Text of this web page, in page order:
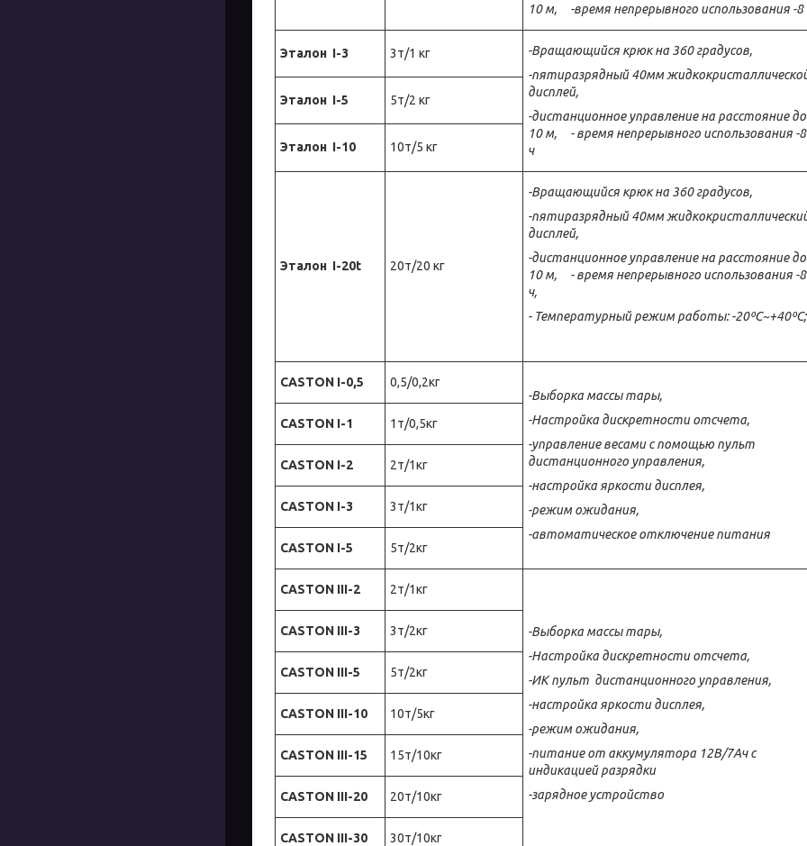
10 м, -время непрерывного использования -8
Эталон I-3 3т/1 кг -Вращающийся крюкна 360 градусов,
-пятиразрядный40мм
дисплей,
-дистанционное управление на расстояние до
10 м, -время непрерывного использования -8
ч
Эталон I-5 5т/2 кг
Эталон I-10 10т/5 кг
Эталон I-20t 20т/20 кг
-Вращающийся крюкна 360 градусов,
-пятиразрядный40мм
дисплей,
-дистанционное управление на расстояние до
10 м, -время непрерывного использования -8
ч,
- Температурный режим работы: -20ºС~+40ºС;
CASTON I-0,5
0,5/0,2кг
-Выборка массы тары,
-Настройка дискретности отсчета,
-управление весами с помощью пульт
дистанционного управления,
-настройка яркости дисплея,
-режим ожидания,
-автоматическое отключение питания
CASTON I-1 1т/0,5кг
CASTON I-2 2т/1кг
CASTON I-3 3т/1кг
CASTON I-5 5т/2кг
CASTON III-2 2т/1кг
-Выборка массы тары,
-Настройка дискретности отсчета,
-ИК пульт дистанционного управления,
-настройка яркости дисплея,
-режим ожидания,
-питание от аккумулятора 12В/7Ач с
индикацией разрядки
-зарядное устройство
CASTON III-3 3т/2кг
CASTON III-5 5т/2кг
CASTON III-10 10т/5кг
CASTON III-15 15т/10кг
CASTON III-20 20т/10кг
CASTON III-30 30т/10кг